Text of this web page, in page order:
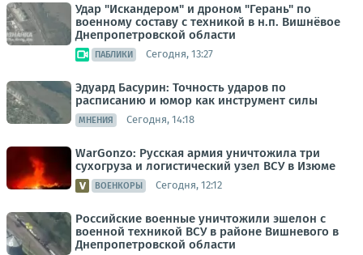
Удар "Искандером" и дроном "Герань" по
военному составу с техникой в н.п. Вишнёвое
Днепропетровской области
ПАБЛИКИ Сегодня, 13:27
Эдуард Басурин: Точность ударов по
расписанию и юмор как инструмент силы
МНЕНИЯ Сегодня, 14:18
WarGonzo: Русская армия уничтожила три
сухогруза и логистический узел ВСУ в Изюме
ВОЕНКОРЫ Сегодня, 12:12
Российские военные уничтожили эшелон с
военной техникой ВСУ в районе Вишневого в
Днепропетровской области